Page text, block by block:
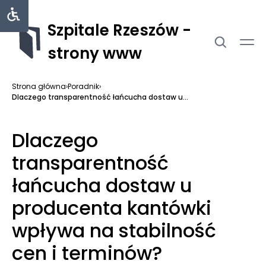
Szpitale Rzeszów -
strony www
Strona główna›Poradnik›
Dlaczego transparentność łańcucha dostaw u...
Dlaczego
transparentność
łańcucha dostaw u
producenta kantówki
wpływa na stabilność
cen i terminów?